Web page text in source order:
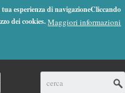
esperienza di navigazioneCliccando
dei cookies.Maggiori informazioni
(0)